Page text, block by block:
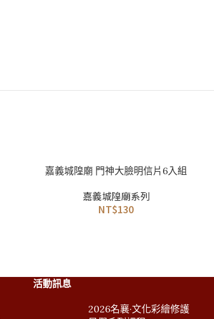
加入購物車
嘉義城隍廟 門神大臉明信片6入組
嘉義城隍廟系列
NT$130
活動訊息
2026名襄·文化彩繪修護